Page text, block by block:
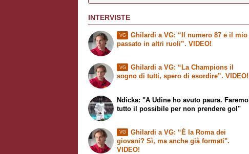
INTERVISTE
VG
Ghilardi a VG: “Il numero 87 e il mio
passato in altri ruoli”. VIDEO!
VG
Ghilardi a VG: “La Champions il
sogno di tutti, spero di esordire”. VIDEO!
Ndicka: "A Udine ho avuto paura. Faremo
tutto il possibile per non prendere gol"
VG
Ghilardi a VG: “È la Roma dei
giovani? Sì, ma anche già formati".
VIDEO!